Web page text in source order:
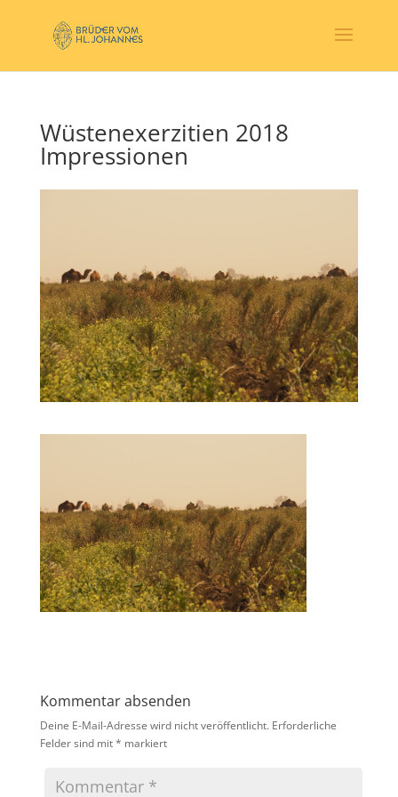
Wüstenexerzitien 2018
Impressionen
Kommentar absenden
Deine E-Mail-Adresse wird nicht veröffentlicht. Erforderliche
Felder sind mit* markiert